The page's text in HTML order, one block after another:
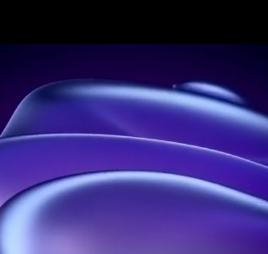
Leader de l’hologramme en France
Adresse :21 rue Jean Rostand, 91400 Orsay, France
Entreprise :SIRET : 914 041 827 00017